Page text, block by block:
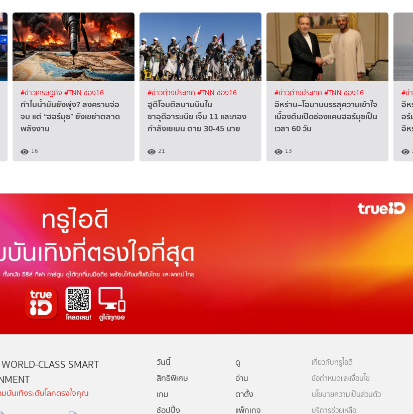
#ข่าวเศรษฐกิจ #TNN ช่อง16
ทำไมน้ำมันยังพุ่ง? สงครามจ่อ
จบ แต่ “ฮอร์มุซ” ยังเขย่าตลาด
พลังงาน
16
#ข่าวต่างประเทศ #TNN ช่อง16
ฮูตีโจมตีสนามบินใน
ซาอุดีอาระเบีย เจ็บ 11 และกอง
กำลังเยเมน ตาย 30-45 นาย
21
#ข่าวต่างประเทศ #TNN ช่อง16
อิหร่าน–โอมานบรรลุความเข้าใจ
เบื้องต้นเปิดช่องแคบฮอร์มุซเป็น
เวลา 60 วัน
13
#ข่
อิห
อร์
อิห
CLASS SMART
บันเทิงระดับโลกตรงใจคุณ
วันนี้
ดู
สิทธิพิเศษ
อ่าน
เกม
ตาตั้ง
ช้อปปิ้ง
แพ็กเกจ
เกี่ยวกับทรูไอดี
ข้อกำหนดและเงื่อนไข
นโยบายความเป็นส่วนตัว
บริการช่วยเหลือ